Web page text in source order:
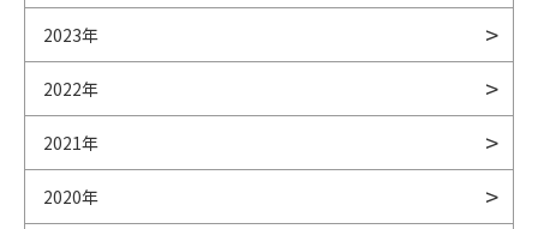
2023年
2022年
2021年
2020年